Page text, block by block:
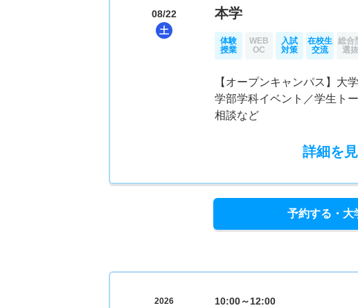
08/22
土
本学
体験
授業
WEB
OC
入試
対策
在校生
交流
総合
選抜
【オープンキャンパス】大
学部学科イベント／学生ト
相談など
詳細を
予約する・大
2026 10:00～12:00